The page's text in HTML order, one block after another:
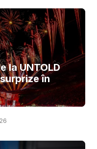
la UNTOLD
în